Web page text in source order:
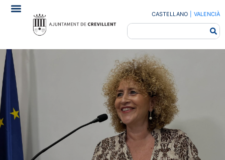
CASTELLANO VALENCIÀ